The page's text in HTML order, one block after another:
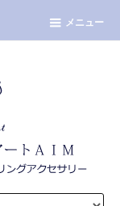
メニュー